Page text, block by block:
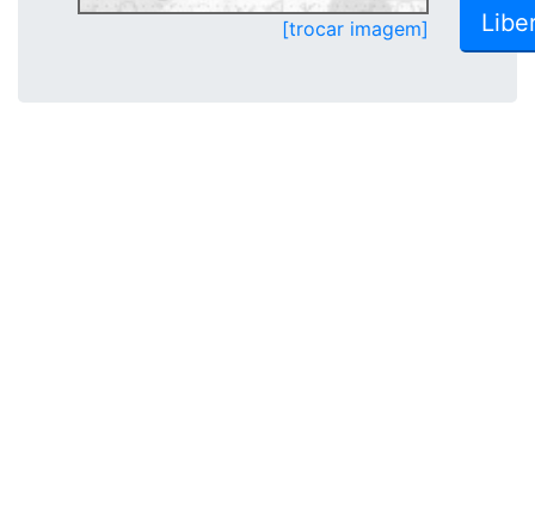
[trocar imagem]